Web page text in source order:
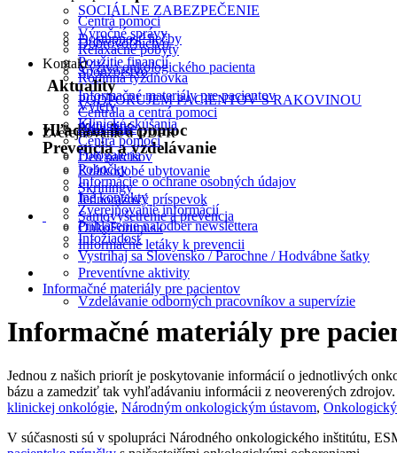
Centrá pomoci
Relaxačné pobyty
Rodinná týždňovka
Výlety
Hľadám inú pomoc
Krátkodobé ubytovanie
Jednorazový príspevok
OnkoForum.sk
Vystrihaj sa Slovensko / Parochne / Hodvábne šatky
Výročné správy
Použitie financií
Aktuality
Aktuality
Fotogaléria
SOCIÁLNE ZABEZPEČENIE
Dostupnosť liečby
Výživa onkologického pacienta
Informačné materiály pre pacientov
Klinické skúšania
Prevencia a vzdelávanie
Skríningy
Samovyšetrenie a prevencia
Informačné letáky k prevencii
Preventívne aktivity
Vzdelávanie odborných pracovníkov a supervízie
Dobrovoľníctvo
Sponzorstvo
PODPORUJEM PACIENTOV S RAKOVINOU
2% z dane
Deň narcisov
Kontakt
Centrála a centrá pomoci
Centrá pomoci
Pobočky
Iné kontakty
Prihlásenie na odber newslettera
Zverejňovanie a GDPR
Informácie o ochrane osobných údajov
Zverejňovanie informácií
Infožiadosť
Informačné materiály pre pacientov
Informačné materiály pre
Jednou z našich priorít je poskytovanie informácií o jednotlivých
bázu a zamedziť tak vyhľadávaniu informácii z neoverených
klinickej onkológie, Národným onkologickým ústavom,
V súčasnosti sú v spolupráci Národného onkologického inštitútu,